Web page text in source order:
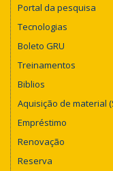
Portal da pesquisa
Tecnologias
Boleto GRU
Treinamentos
Biblios
Aquisição de material
Empréstimo
Renovação
Reserva